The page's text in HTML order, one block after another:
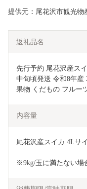
提供元：尾花沢市観光物
返礼品名
先行予約 尾花沢産ス
中旬頃発送 令和8年産
果物 くだもの フルー
内容量
尾花沢産スイカ 4Lサ
※9kg/玉に満たない場